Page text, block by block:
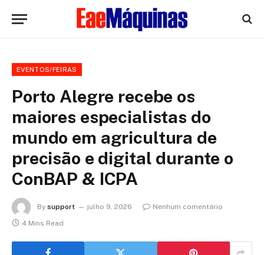
EVENTOS/FEIRAS
Porto Alegre recebe os
maiores especialistas do
mundo em agricultura de
precisão e digital durante o
ConBAP & ICPA
By support julho 9, 2026
Nenhum comentário
4 Mins Read